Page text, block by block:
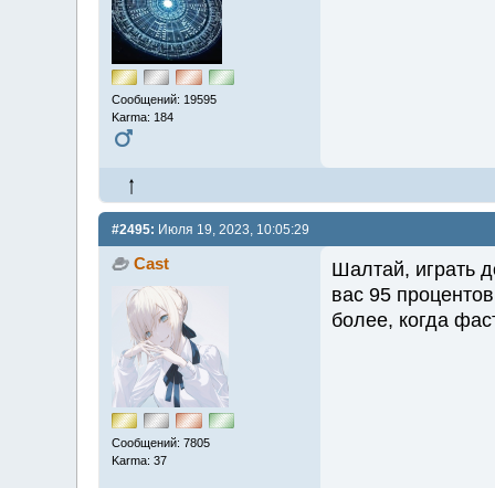
Сообщений: 19595
Karma: 184
#2495: Июля 19, 2023, 10:05:29
Cast
Сообщений: 7805
Karma: 37
Шалтай, играть
вас 95
более, когда